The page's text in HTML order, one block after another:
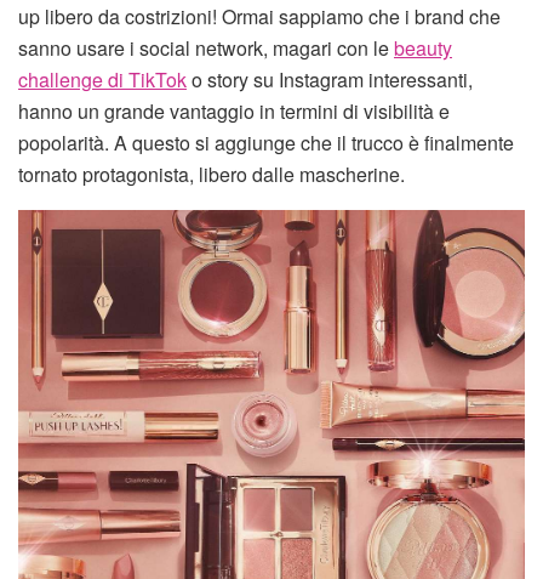
up libero da costrizioni! Ormai sappiamo che i brand che
sanno usare i social network, magari con lebeauty
challenge di TikToko story su Instagram interessanti,
hanno un grande vantaggio in termini di visibilità e
popolarità. A questo si aggiunge che il trucco è finalmente
tornato protagonista, libero dalle mascherine.